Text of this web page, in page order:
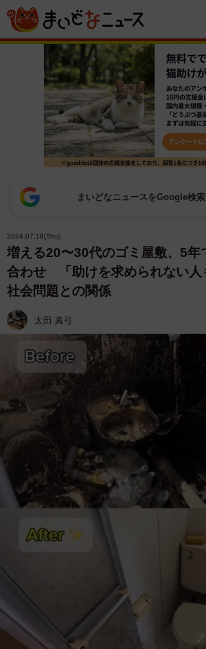
まいどなニュースをGoogle検
2024.07.18(Thu)
増える20〜30代のゴミ屋敷、5年
合わせ 「助けを求められない人
社会問題との関係
太田 真弓